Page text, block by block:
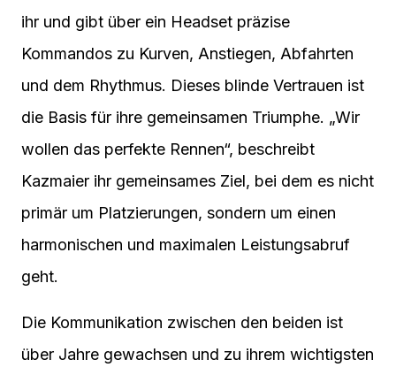
ihr und gibt über ein Headset präzise
Kommandos zu Kurven, Anstiegen, Abfahrten
und dem Rhythmus. Dieses blinde Vertrauen ist
die Basis für ihre gemeinsamen Triumphe. „Wir
wollen das perfekte Rennen“, beschreibt
Kazmaier ihr gemeinsames Ziel, bei dem es nicht
primär um Platzierungen, sondern um einen
harmonischen und maximalen Leistungsabruf
geht.
Die Kommunikation zwischen den beiden ist
über Jahre gewachsen und zu ihrem wichtigsten